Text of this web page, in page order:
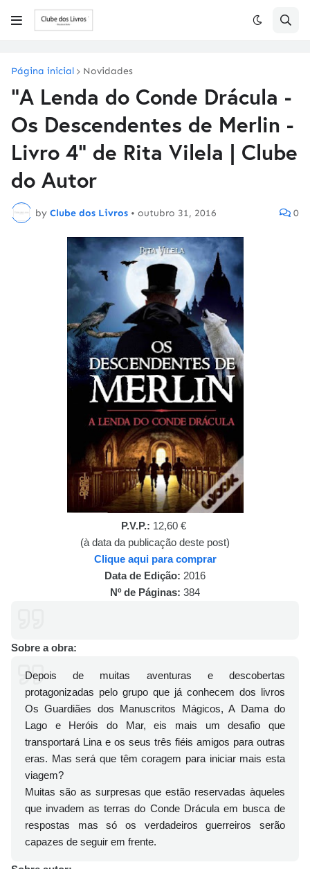
Página inicial Novidades
"A Lenda do Conde Drácula -
Os Descendentes de Merlin -
Livro 4" de Rita Vilela | Clube
do Autor
by Clube dos Livros • outubro 31, 2016 0
P.V.P.: 12,60 €
(à data da publicação deste post)
Clique aqui para comprar
Data de Edição: 2016
Nº de Páginas: 384
Sobre a obra:
Depois de muitas aventuras e descobertas
protagonizadas pelo grupo que já conhecem dos livros
Os Guardiães dos Manuscritos Mágicos, A Dama do
Lago e Heróis do Mar, eis mais um desafio que
transportará Lina e os seus três fiéis amigos para outras
eras. Mas será que têm coragem para iniciar mais esta
viagem?
Muitas são as surpresas que estão reservadas àqueles
que invadem as terras do Conde Drácula em busca de
respostas mas só os verdadeiros guerreiros serão
capazes de seguir em frente.